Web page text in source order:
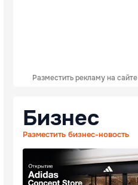
Разместить рекламу на сайте
Бизнес
Разместить бизнес-новость